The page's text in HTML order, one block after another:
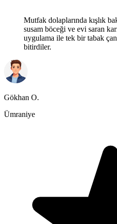
Mutfak dolaplarında kışlık
susam böceği ve evi saran
uygulama ile tek bir tabak
bitirdiler.
Gökhan O.
Ümraniye